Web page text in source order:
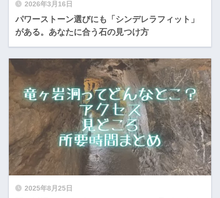
2026年3月16日
パワーストーン選びにも「シンデレラフィット」
がある。あなたに合う石の見つけ方
2025年8月25日